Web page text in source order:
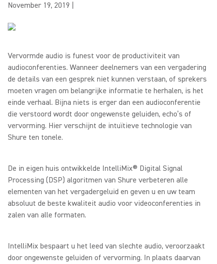
November 19, 2019
Vervormde audio is funest voor de productiviteit van
audioconferenties. Wanneer deelnemers van een vergadering
de details van een gesprek niet kunnen verstaan, of sprekers
moeten vragen om belangrijke informatie te herhalen, is het
einde verhaal. Bijna niets is erger dan een audioconferentie
die verstoord wordt door ongewenste geluiden, echo’s of
vervorming. Hier verschijnt de intuïtieve technologie van
Shure ten tonele.
De in eigen huis ontwikkelde IntelliMix® Digital Signal
Processing (DSP) algoritmen van Shure verbeteren alle
elementen van het vergadergeluid en geven u en uw team
absoluut de beste kwaliteit audio voor videoconferenties in
zalen van alle formaten.
IntelliMix bespaart u het leed van slechte audio, veroorzaakt
door ongewenste geluiden of vervorming. In plaats daarvan